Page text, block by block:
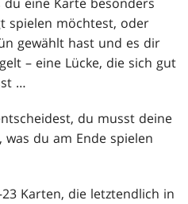
spielen möchtest, oder
gewählt hast und es dir
– eine Lücke, die sich gut
…
du musst deine
du am Ende spielen
Karten, die letztendlich in